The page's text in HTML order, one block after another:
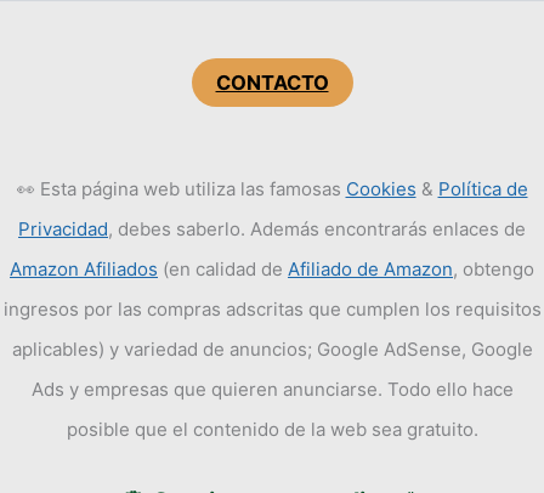
CONTACTO
👀 Esta página web utiliza las famosas Cookies & Política de
Privacidad, debes saberlo. Además encontrarás enlaces de
Amazon Afiliados (en calidad de Afiliado de Amazon, obtengo
ingresos por las compras adscritas que cumplen los requisitos
aplicables) y variedad de anuncios; Google AdSense, Google
Ads y empresas que quieren anunciarse. Todo ello hace
posible que el contenido de la web sea gratuito.